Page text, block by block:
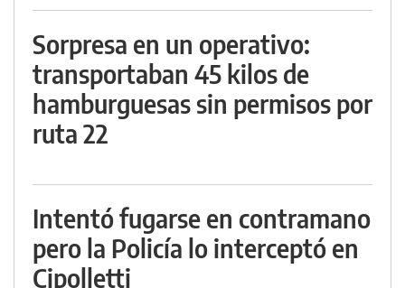
Sorpresa en un operativo:
transportaban 45 kilos de
hamburguesas sin permisos por
ruta 22
Intentó fugarse en contramano
pero la Policía lo interceptó en
Cipolletti